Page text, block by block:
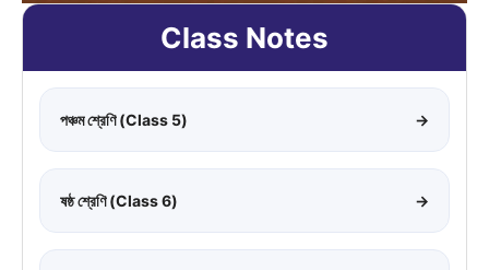
Class Notes
পঞ্চম শ্রেণি (Class 5) →
ষষ্ঠ শ্রেণি (Class 6) →